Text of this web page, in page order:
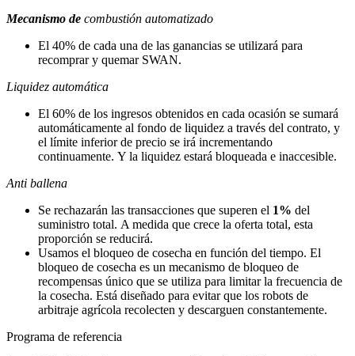
Mecanismo de combustión automatizado
El 40% de cada una de las ganancias se utilizará para
recomprar y quemar SWAN.
Liquidez automática
El 60% de los ingresos obtenidos en cada ocasión se sumará
automáticamente al fondo de liquidez a través del contrato, y
el límite inferior de precio se irá incrementando
continuamente. Y la liquidez estará bloqueada e inaccesible.
Anti ballena
Se rechazarán las transacciones que superen el 1% del
suministro total. A medida que crece la oferta total, esta
proporción se reducirá.
Usamos el bloqueo de cosecha en función del tiempo. El
bloqueo de cosecha es un mecanismo de bloqueo de
recompensas único que se utiliza para limitar la frecuencia de
la cosecha. Está diseñado para evitar que los robots de
arbitraje agrícola recolecten y descarguen constantemente.
Programa de referencia